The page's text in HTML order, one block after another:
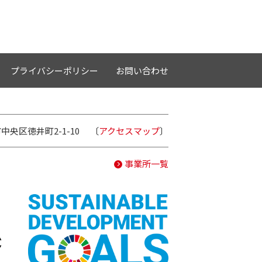
プライバシーポリシー お問い合わせ
央区徳井町2-1-10 〔アクセスマップ〕
事業所一覧